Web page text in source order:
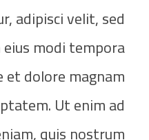
adipisci velit, sed
modi tempora
dolore magnam
Ut enim ad
quis nostrum